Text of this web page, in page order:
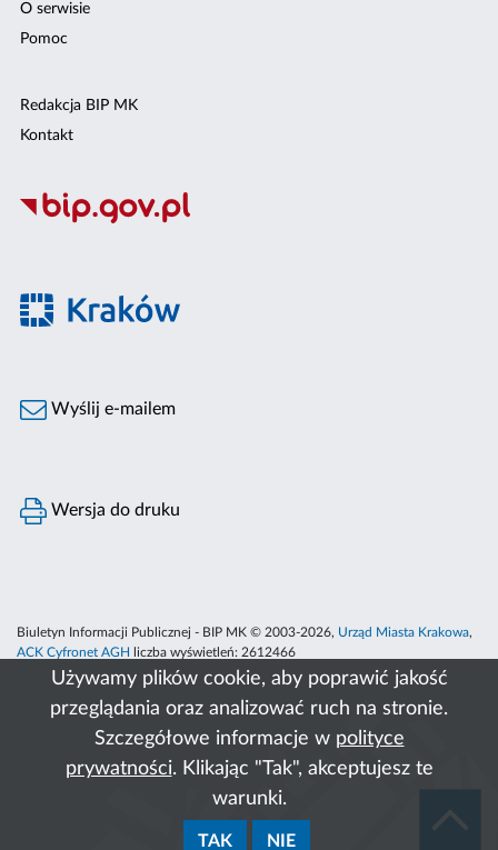
Używamy plików cookie, aby poprawić jakość
przeglądania oraz analizować ruch na stronie.
Szczegółowe informacje w polityce
prywatności. Klikając "Tak", akceptujesz te
warunki.
TAK NIE
O serwisie
Pomoc
Redakcja BIP MK
Kontakt
Wyślij e-mailem
Wersja do druku
Biuletyn Informacji Publicznej - BIP MK © 2003-2026, Urząd Miasta Krakowa,
ACK Cyfronet AGH
liczba wyświetleń: 2612466